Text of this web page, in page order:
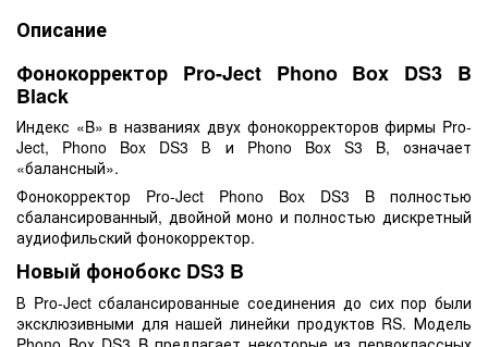
Описание
Фонокорректор Pro-Ject Phono Box DS3 B
Black
Индекс «B» в названиях двух фонокорректоров фирмы Pro-
Ject, Phono Box DS3 В и Phono Box S3 B, означает
«балансный».
Фонокорректор Pro-Ject Phono Box DS3 B полностью
сбалансированный, двойной моно и полностью дискретный
аудиофильский фонокорректор.
Новый фонобокс DS3 B
В Pro-Ject сбалансированные соединения до сих пор были
эксклюзивными для нашей линейки продуктов RS. Модель